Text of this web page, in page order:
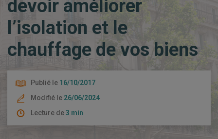
devoir améliorer
l’isolation et le
chauffage de vos biens
Publié le 16/10/2017
Modifié le 26/06/2024
Lecture de3 min